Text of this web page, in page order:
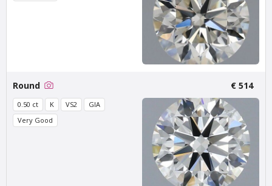
Van Amstel IJburg
€ 500excl. VAT
Round € 514
0.50 ct K VS2
GIA
Very Good